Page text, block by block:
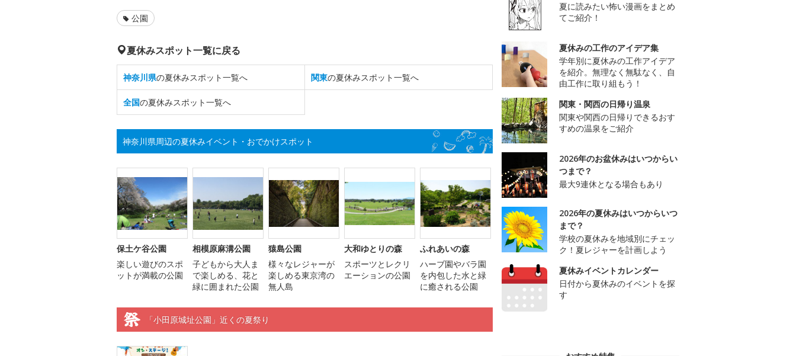
公園
夏休みスポット一覧に戻る
神奈川県の夏休みスポット一覧へ 関東の夏休みスポット一覧へ
全国の夏休みスポット一覧へ
神奈川県周辺の夏休みイベント・おでかけスポット
保土ケ谷公園
楽しい遊びのスポ
ットが満載の公園
相模原麻溝公園
子どもから大人ま
で楽しめる、花と
緑に囲まれた公園
猿島公園
様々なレジャーが
楽しめる東京湾の
無人島
大和ゆとりの森
スポーツとレクリ
エーションの公園
ふれあいの森
ハーブ園やバラ園
を内包した水と緑
に癒される公園
「小田原城址公園」近くの夏祭り
夏に読みたい怖い漫画をまとめ
てご紹介！
夏休みの工作のアイデア集
学年別に夏休みの工作アイデア
を紹介。無理なく無駄なく、自
由工作に取り組もう！
関東・関西の日帰り温泉
関東や関西の日帰りできるおす
すめの温泉をご紹介
2026年のお盆休みはいつからい
つまで？
最大9連休となる場合もあり
2026年の夏休みはいつからいつ
まで？
学校の夏休みを地域別にチェッ
ク！夏レジャーを計画しよう
夏休みイベントカレンダー
日付から夏休みのイベントを探
す